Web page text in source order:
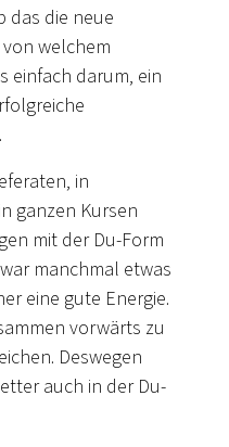
das die neue
welchem
einfach darum, ein
in
ganzen Kursen
mit der Du-Form
manchmal etwas
eine gute Energie.
vorwärts zu
Deswegen
auch in der Du-